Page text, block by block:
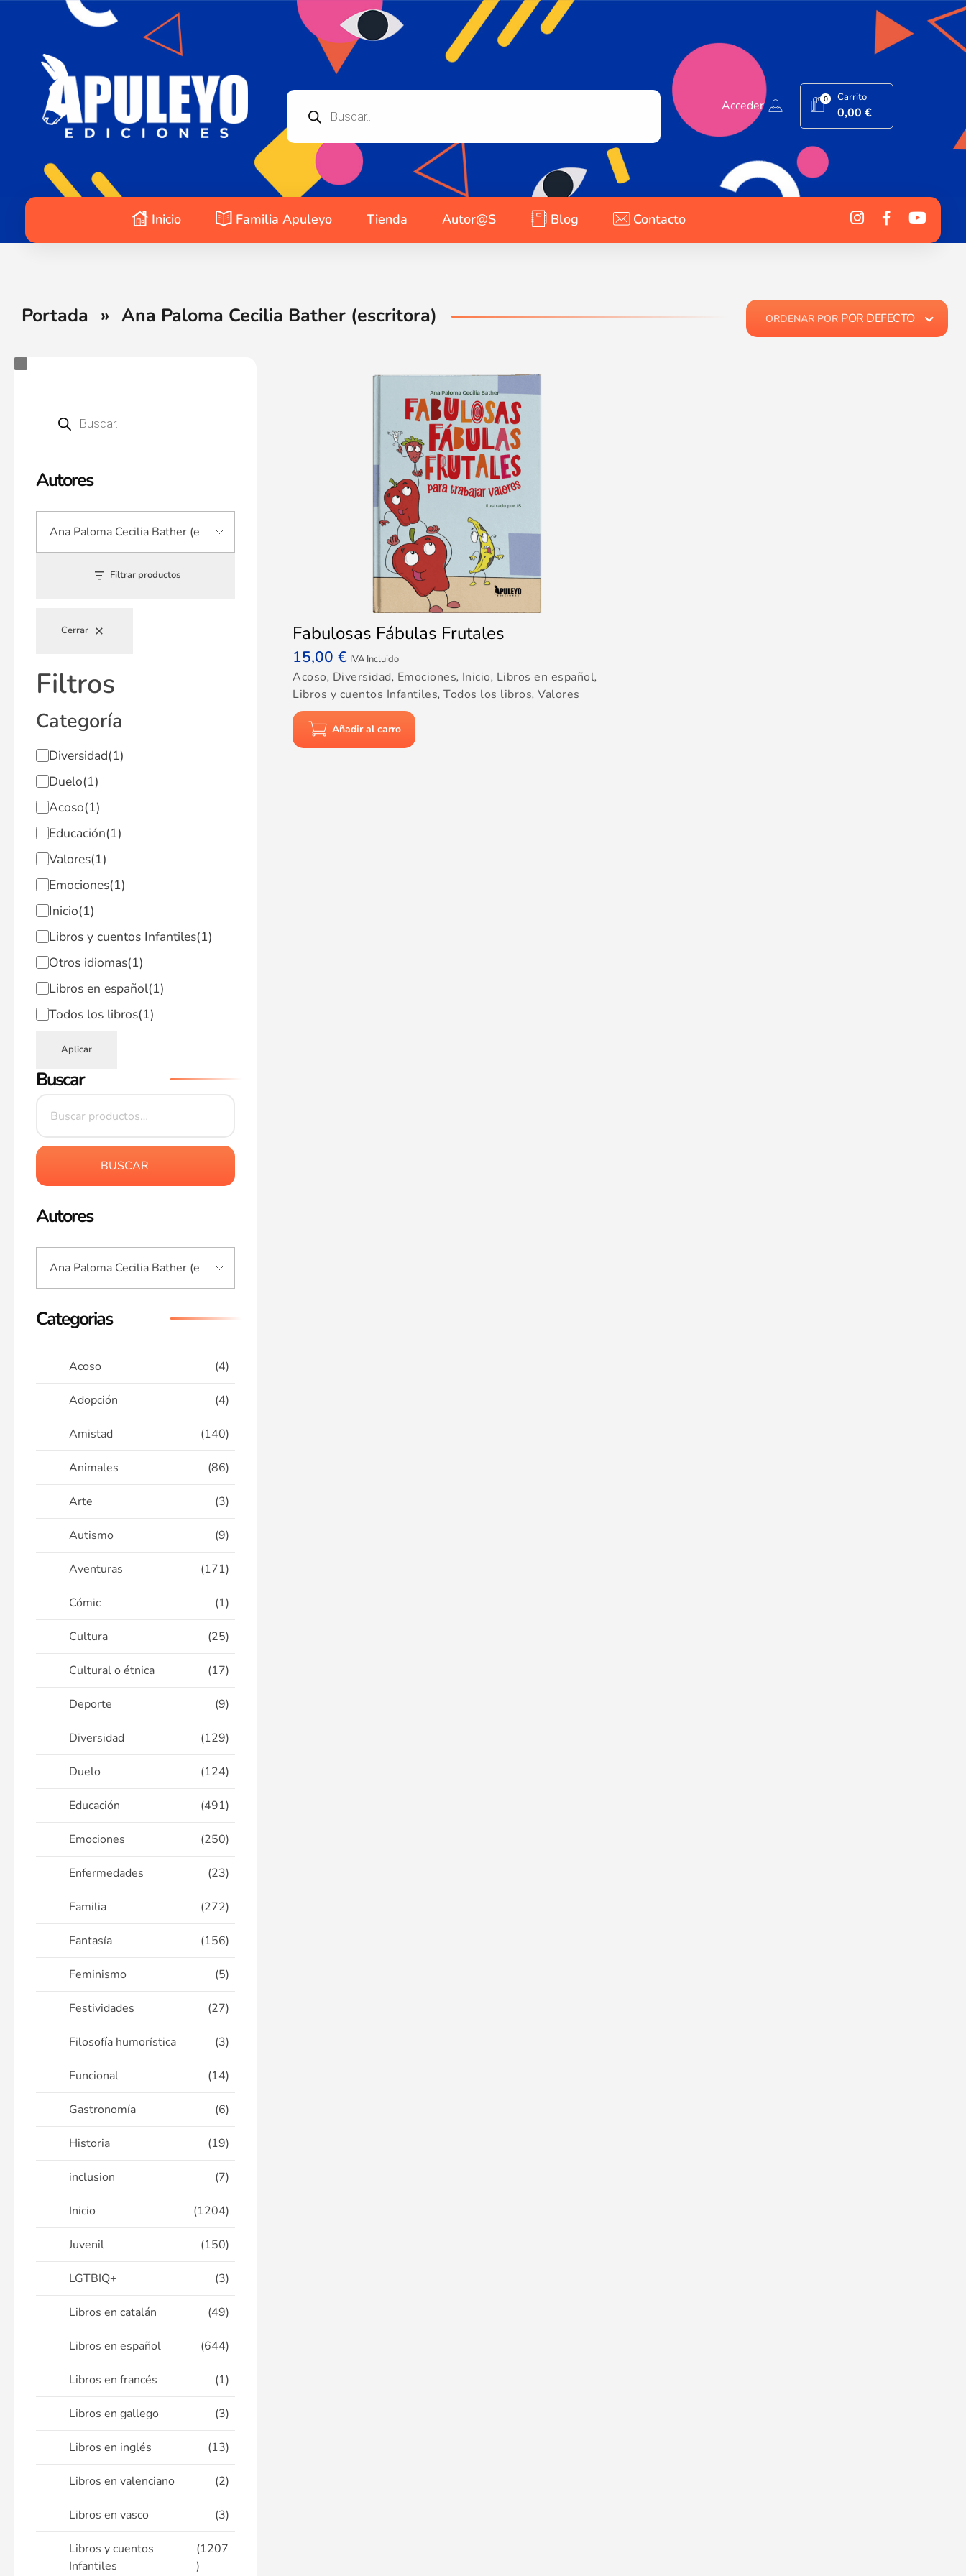
Acceder 0 Carrito
0,00€
Inicio Familia Apuleyo Tienda Autor@s Blog Contacto
Portada » Ana Paloma Cecilia Bather (escritora)
Autores
Filtrar productos
Cerrar
Filtros
Categoría
Diversidad(1)
Duelo(1)
Acoso(1)
Educación(1)
Valores(1)
Emociones(1)
Inicio(1)
Libros y cuentos Infantiles(1)
Otros idiomas(1)
Libros en español(1)
Todos los libros(1)
Aplicar
Buscar
BUSCAR
Autores
Categorias
Acoso (4)
Adopción (4)
Amistad (140)
Animales (86)
Arte (3)
Autismo (9)
Aventuras (171)
Cómic (1)
Cultura (25)
Cultural o étnica (17)
Deporte (9)
Diversidad (129)
Duelo (124)
Educación (491)
Emociones (250)
Enfermedades (23)
Familia (272)
Fantasía (156)
Feminismo (5)
Festividades (27)
Filosofía humorística (3)
Funcional (14)
Gastronomía (6)
Historia (19)
inclusion (7)
Inicio (1204)
Juvenil (150)
LGTBIQ+ (3)
Libros en catalán (49)
Libros en español (644)
Libros en francés (1)
Libros en gallego (3)
Libros en inglés (13)
Libros en valenciano (2)
Libros en vasco (3)
Libros y cuentos
Infantiles
(1207
)
ORDENAR POR POR DEFECTO
Fabulosas Fábulas Frutales
15,00€ IVA Incluido
Acoso, Diversidad, Emociones, Inicio, Libros en español,
Libros y cuentos Infantiles,Todos los libros,Valores
Añadir al carro